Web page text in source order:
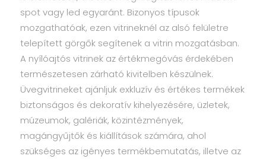
spot vagy led egyaránt. Bizonyos típusok
mozgathatóak, ezen vitrineknél az alsó felületre
telepített görgők segítenek a vitrin mozgatásban.
A nyílóajtós vitrinek az értékmegóvás érdekében
természetesen zárható kivitelben készülnek.
Üvegvitrineket ajánljuk exkluzív és értékes termékek
biztonságos és dekoratív kihelyezésére, üzletek,
múzeumok, galériák, közintézmények,
magángyűjtők és kiállítások számára, ahol
szükséges az igényes termékbemutatás, illetve az